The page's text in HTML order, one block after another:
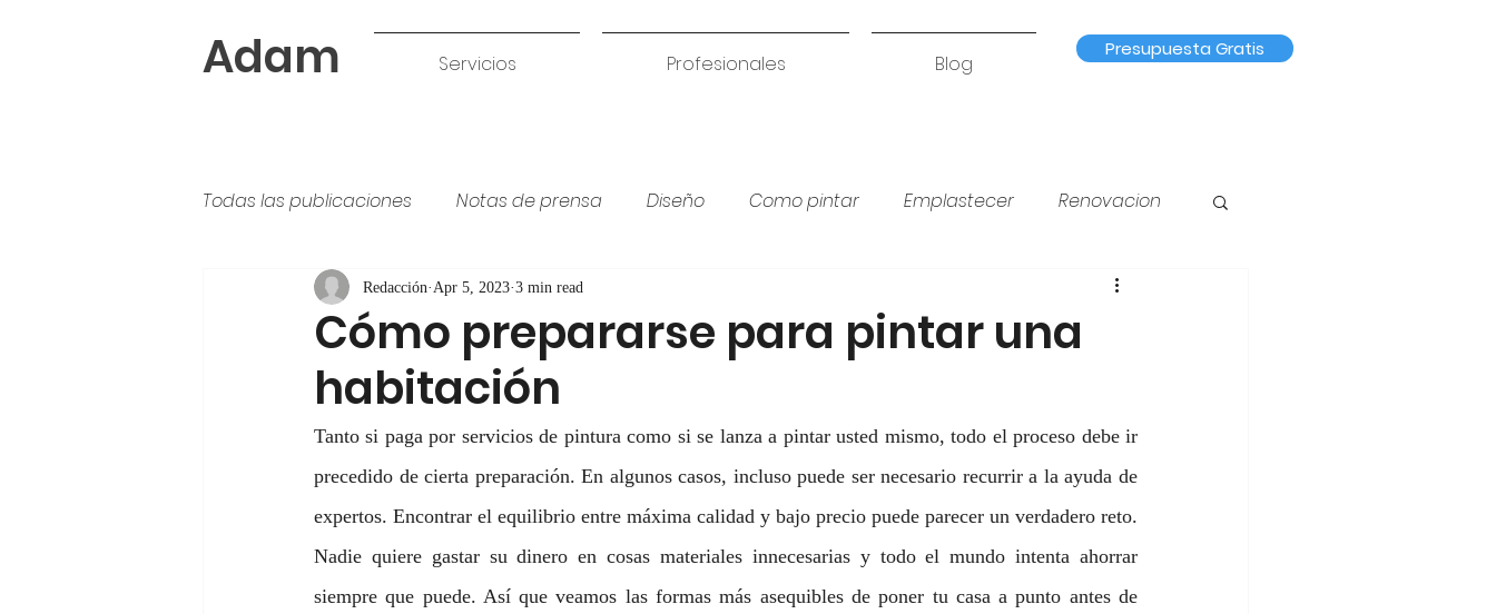
Adam Servicios Profesionales Blog
Presupuesta Gratis
Todas las publicaciones Notas de prensa Diseño Como pintar Emplastecer Renovacion
Tipos de pintura colores Colores para habitación Iluminación
Cómo prepararse para pintar una
habitación
Redacción Apr 5, 2023 3 min read
Tanto si paga por servicios de pintura como si se lanza a pintar usted mismo, todo el proceso debe ir
precedido de cierta preparación. En algunos casos, incluso puede ser necesario recurrir a la ayuda de
expertos. Encontrar el equilibrio entre máxima calidad y bajo precio puede parecer un verdadero reto.
Nadie quiere gastar su dinero en cosas materiales innecesarias y todo el mundo intenta ahorrar
siempre que puede. Así que veamos las formas más asequibles de poner tu casa a punto antes de